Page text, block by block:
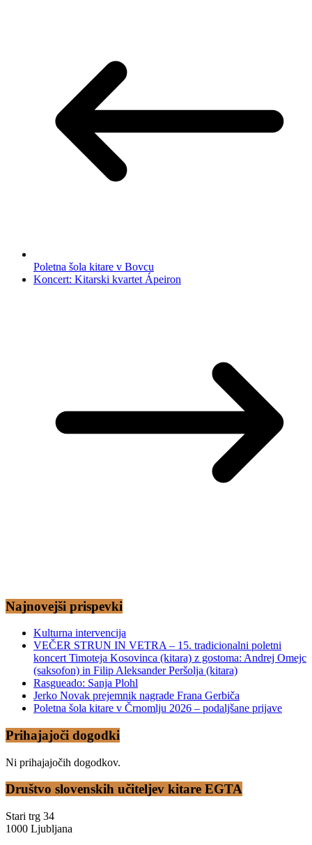
Poletna šola kitare v Bovcu
Koncert: Kitarski kvartet Ápeiron
Najnovejši prispevki
Kulturna intervencija
VEČER STRUN IN VETRA – 15. tradicionalni poletni
koncert Timoteja Kosovinca (kitara) z gostoma: Andrej Omejc
(saksofon) in Filip Aleksander Peršolja (kitara)
Rasgueado: Sanja Plohl
Jerko Novak prejemnik nagrade Frana Gerbiča
Poletna šola kitare v Črnomlju 2026 – podaljšane prijave
Prihajajoči dogodki
Ni prihajajočih dogodkov.
Društvo slovenskih učiteljev kitare EGTA
Stari trg 34
1000 Ljubljana